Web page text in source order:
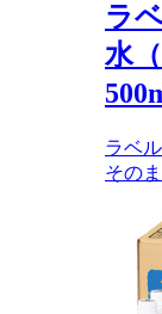
ラ
水
ラベ
その